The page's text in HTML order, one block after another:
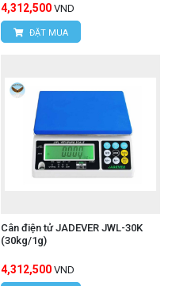
4,312,500 VND
ĐẶT MUA
Cân điện tử JADEVER JWL-30K
(30kg/1g)
4,312,500 VND